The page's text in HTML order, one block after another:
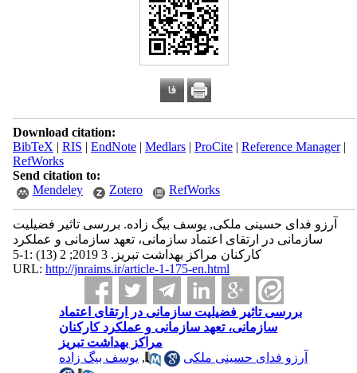
Download citation:
BibTeX | RIS | EndNote| Medlars| ProCite| Reference Manager|
RefWorks
Send citation to:
Mendeley
Zotero RefWorks
آرزو فدای حسینی ملکی, یوسف بیگ زاده. بررسی تاثیر فضیلیت
سازمانی در ارتقای اعتماد سازمانی، تعهد سازمانی و عملکرد
کارکنان مراکز بهداشت تبریز. 3 2019; 2 (13) :1-5
URL: http://jnraims.ir/article-1-175-en.html
بررسی تاثیر فضیلیت سازمانی در ارتقای اعتماد
سازمانی، تعهد سازمانی و عملکرد کارکنان
مراکز بهداشت تبریز
آرزو فدای حسینی ملکی
, یوسف بیگ زاده